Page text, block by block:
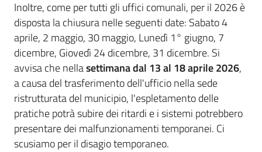
Inoltre, come per tutti gli uffici comunali, per il 2026 è
disposta la chiusura nelle seguenti date: Sabato 4
aprile, 2 maggio, 30 maggio, Lunedì 1° giugno, 7
dicembre, Giovedì 24 dicembre, 31 dicembre. Si
avvisa che nellasettimana dal 13 al 18 aprile 2026,
a causa del trasferimento dell'ufficio nella sede
ristrutturata del municipio, l'espletamento delle
pratiche potrà subire dei ritardi e i sistemi potrebbero
presentare dei malfunzionamenti temporanei. Ci
scusiamo per il disagio temporaneo.